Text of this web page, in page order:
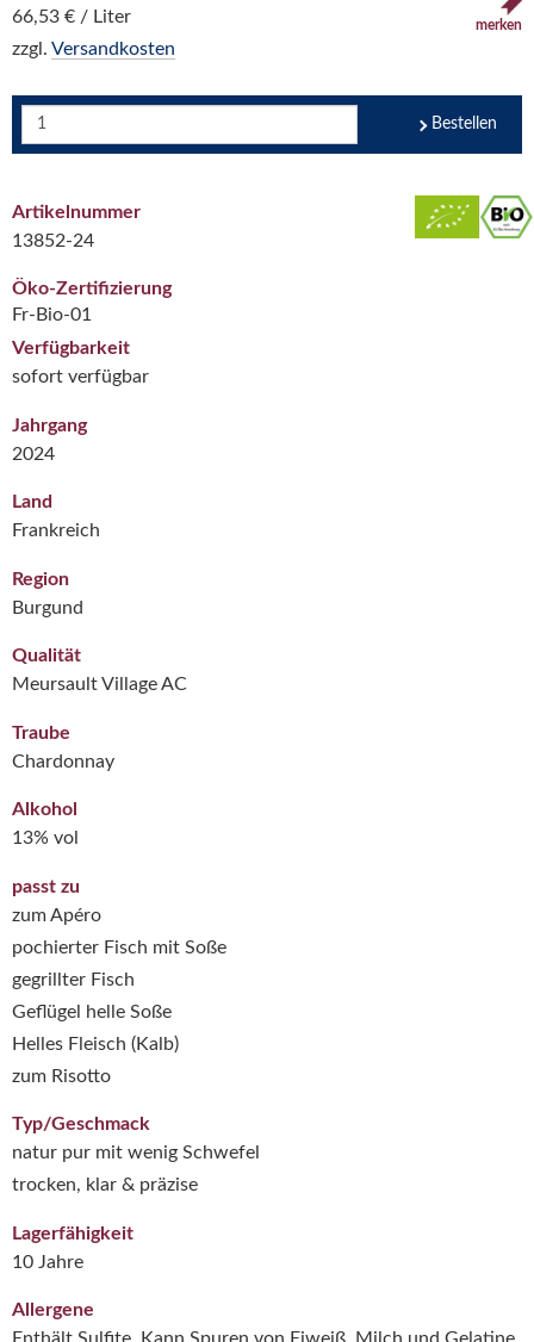
66,53 € / Liter
zzgl. Versandkosten
merken
Bestellen
Artikelnummer
13852-24
Öko-Zertifizierung
Fr-Bio-01
Verfügbarkeit
sofort verfügbar
Jahrgang
2024
Land
Frankreich
Region
Burgund
Qualität
Meursault Village AC
Traube
Chardonnay
Alkohol
13% vol
passt zu
zum Apéro
pochierter Fisch mit Soße
gegrillter Fisch
Geflügel helle Soße
Helles Fleisch (Kalb)
zum Risotto
Typ/Geschmack
natur pur mit wenig Schwefel
trocken, klar & präzise
Lagerfähigkeit
10 Jahre
Allergene